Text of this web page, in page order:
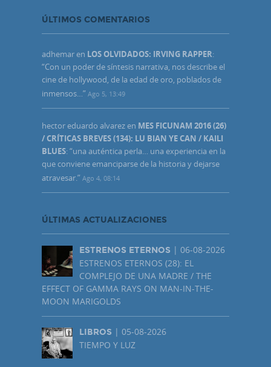
ÚLTIMOS COMENTARIOS
adhemar en LOS OLVIDADOS: IRVING RAPPER:
“Con un poder de síntesis narrativa, nos describe el
cine de hollywood, de la edad de oro, poblados de
inmensos…” Ago 5, 13:49
hector eduardo alvarez en MES FICUNAM 2016 (26)
/ CRÍTICAS BREVES (134): LU BIAN YE CAN / KAILI
BLUES: “una auténtica perla… una experiencia en la
que conviene emanciparse de la historia y dejarse
atravesar.” Ago 4, 08:14
ÚLTIMAS ACTUALIZACIONES
ESTRENOS ETERNOS | 06-08-2026
ESTRENOS ETERNOS (28): EL
COMPLEJO DE UNA MADRE / THE
EFFECT OF GAMMA RAYS ON MAN-IN-THE-
MOON MARIGOLDS
LIBROS | 05-08-2026
TIEMPO Y LUZ